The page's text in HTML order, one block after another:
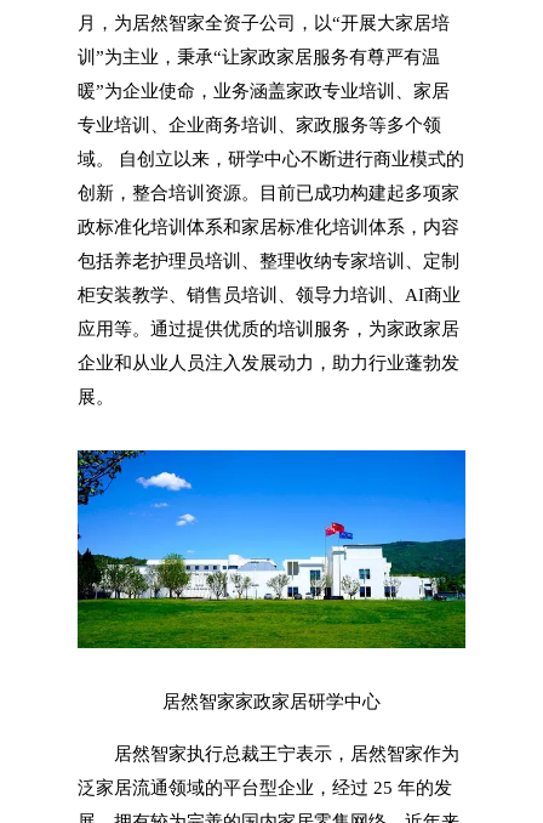
月，为居然智家全资子公司，以“开展大家居培
训”为主业，秉承“让家政家居服务有尊严有温
暖”为企业使命，业务涵盖家政专业培训、家居
专业培训、企业商务培训、家政服务等多个领
域。 自创立以来，研学中心不断进行商业模式的
创新，整合培训资源。目前已成功构建起多项家
政标准化培训体系和家居标准化培训体系，内容
包括养老护理员培训、整理收纳专家培训、定制
柜安装教学、销售员培训、领导力培训、AI商业
应用等。通过提供优质的培训服务，为家政家居
企业和从业人员注入发展动力，助力行业蓬勃发
展。
居然智家家政家居研学中心
居然智家执行总裁王宁表示，居然智家作为
泛家居流通领域的平台型企业，经过 25 年的发